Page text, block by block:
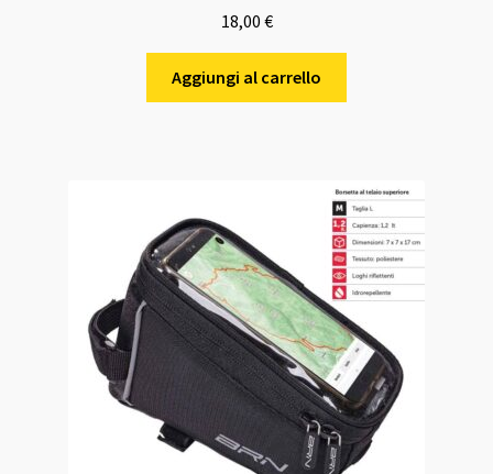
18,00 €
Aggiungi al carrello